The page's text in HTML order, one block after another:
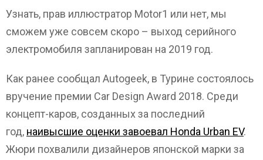
Узнать, прав иллюстратор Motor1 или нет, мы
сможем уже совсем скоро – выход серийного
электромобиля запланирован на 2019 год.
Как ранее сообщал Autogeek, в Турине состоялось
вручение премии Car Design Award 2018. Среди
концепт-каров, созданных за последний
год, наивысшие оценки завоевал Honda Urban EV.
Жюри похвалили дизайнеров японской марки за